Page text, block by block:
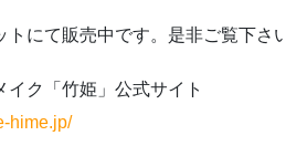
トにて販売中です。是非ご覧下さ
ク「竹姫」公式サイト
hime.jp/